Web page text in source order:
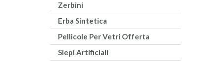
Zerbini
Erba Sintetica
Pellicole Per Vetri Offerta
Siepi Artificiali